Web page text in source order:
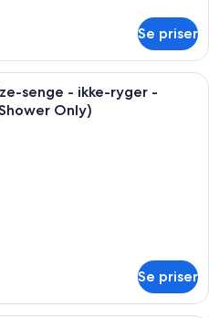
Se priser
Et hotelværelse med to senge, et
senge - ikke-ryger -
Only)
Se priser